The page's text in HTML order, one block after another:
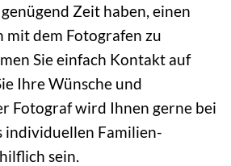
Zeit haben, einen
mit dem Fotografen zu
Sie einfach Kontakt auf
Ihre Wünsche und
Fotograf wird Ihnen gerne bei
individuellen Familien-
sein.